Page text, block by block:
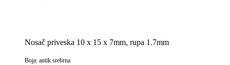
Nosač priveska 10 x 15 x 7mm, rupa 1.7mm
Boja: antik srebrna